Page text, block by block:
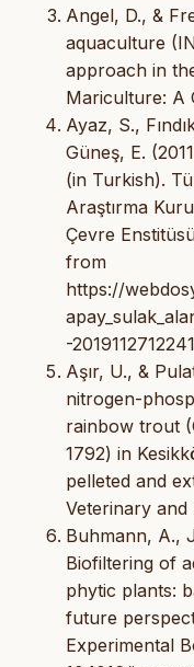
Angel, D., &
aquaculture
approach in
Mariculture: A
Ayaz, S.,
Güneş, E.
(in Turkish).
Araştırma
Çevre
from
https://
-
Aşır, U., &
nitrogen-
rainbow trout
1792) in
pelleted and
Veterinary and
Buhmann, A.,
Biofiltering of
phytic plants:
future
Experimental